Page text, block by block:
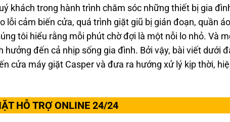
Casper
tại nhà
máy giặt Casper uy tín, có mặt nhanh
Gia!
khách trong hành trình chăm sóc những thiết bị gia
cảm biến cửa, quá trình giặt giũ bị gián đoạn, quần áo
tôi hiểu rằng mỗi phút chờ đợi là một nỗi lo nhỏ. Và
đến cả nhịp sống gia đình. Bởi vậy, bài viết dưới
cửa máy giặt Casper và đưa ra hướng xử lý kịp thời,
HỖ TRỢ ONLINE 24/24